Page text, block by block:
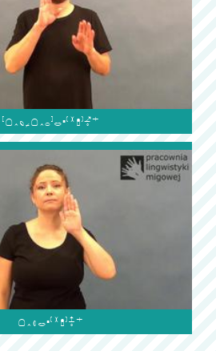

